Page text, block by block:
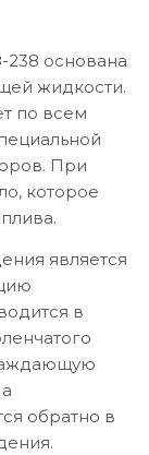
основана
жидкости.
по всем
При
которое
является
в
обратно в